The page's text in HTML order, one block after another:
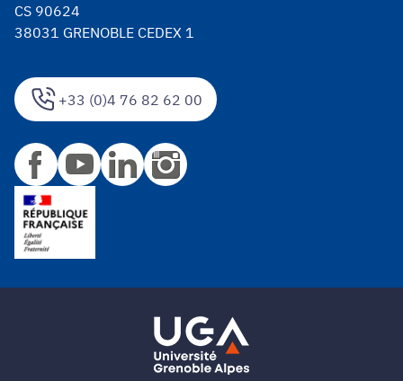
+33 (0)4 76 82 62 00
CS 90624
38031 GRENOBLE CEDEX 1